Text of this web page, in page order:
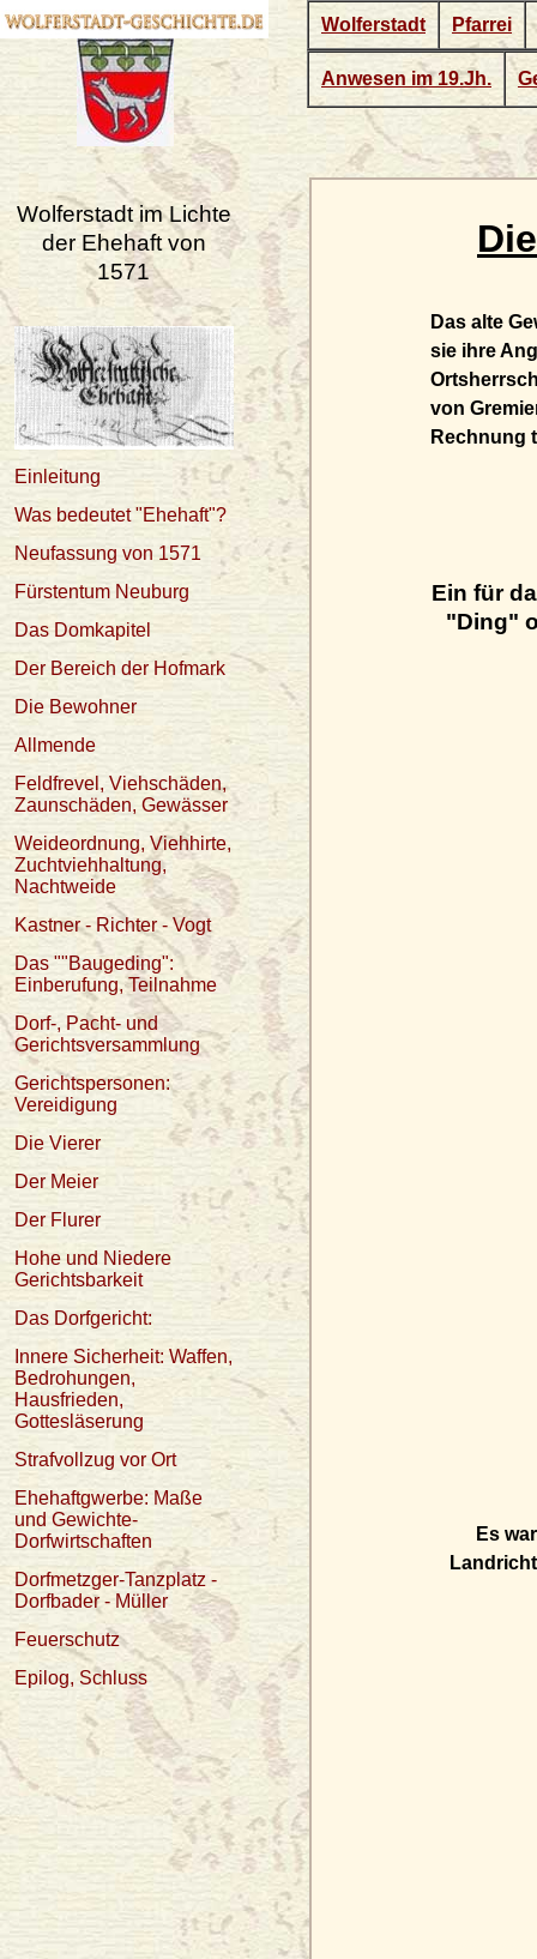
Das alte
sie ihre
von
Rechnung
Es
Ein für
"Ding"
Wolferstadt Pfarrei
Anwesen im 19.Jh.
Wolferstadt im Lichte
der Ehehaft von
1571
Einleitung
Was bedeutet "Ehehaft"?
Neufassung von 1571
Fürstentum Neuburg
Das Domkapitel
Der Bereich der Hofmark
Die Bewohner
Allmende
Feldfrevel, Viehschäden,
Zaunschäden, Gewässer
Weideordnung, Viehhirte,
Zuchtviehhaltung,
Nachtweide
Kastner - Richter - Vogt
Das ""Baugeding":
Einberufung, Teilnahme
Dorf-, Pacht- und
Gerichtsversammlung
Gerichtspersonen:
Vereidigung
Die Vierer
Der Meier
Der Flurer
Hohe und Niedere
Gerichtsbarkeit
Das Dorfgericht:
Innere Sicherheit: Waffen,
Bedrohungen,
Hausfrieden,
Gottesläserung
Strafvollzug vor Ort
Ehehaftgwerbe: Maße
und Gewichte-
Dorfwirtschaften
Dorfmetzger-Tanzplatz -
Dorfbader - Müller
Feuerschutz
Epilog, Schluss